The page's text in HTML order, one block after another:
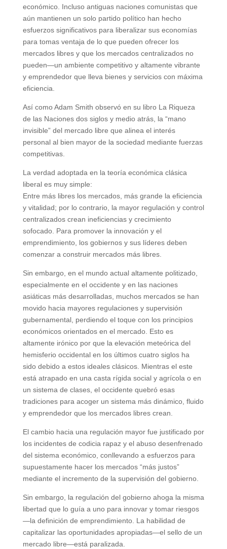
económico. Incluso antiguas naciones comunistas que
aún mantienen un solo partido político han hecho
esfuerzos significativos para liberalizar sus economías
para tomas ventaja de lo que pueden ofrecer los
mercados libres y que los mercados centralizados no
pueden—un ambiente competitivo y altamente vibrante
y emprendedor que lleva bienes y servicios con máxima
eficiencia.
Así como Adam Smith observó en su libro La Riqueza
de las Naciones dos siglos y medio atrás, la “mano
invisible” del mercado libre que alinea el interés
personal al bien mayor de la sociedad mediante fuerzas
competitivas.
La verdad adoptada en la teoría económica clásica
liberal es muy simple:
Entre más libres los mercados, más grande la eficiencia
y vitalidad; por lo contrario, la mayor regulación y control
centralizados crean ineficiencias y crecimiento
sofocado. Para promover la innovación y el
emprendimiento, los gobiernos y sus líderes deben
comenzar a construir mercados más libres.
Sin embargo, en el mundo actual altamente politizado,
especialmente en el occidente y en las naciones
asiáticas más desarrolladas, muchos mercados se han
movido hacia mayores regulaciones y supervisión
gubernamental, perdiendo el toque con los principios
económicos orientados en el mercado. Esto es
altamente irónico por que la elevación meteórica del
hemisferio occidental en los últimos cuatro siglos ha
sido debido a estos ideales clásicos. Mientras el este
está atrapado en una casta rígida social y agrícola o en
un sistema de clases, el occidente quebró esas
tradiciones para acoger un sistema más dinámico, fluido
y emprendedor que los mercados libres crean.
El cambio hacia una regulación mayor fue justificado por
los incidentes de codicia rapaz y el abuso desenfrenado
del sistema económico, conllevando a esfuerzos para
supuestamente hacer los mercados “más justos”
mediante el incremento de la supervisión del gobierno.
Sin embargo, la regulación del gobierno ahoga la misma
libertad que lo guía a uno para innovar y tomar riesgos
—la definición de emprendimiento. La habilidad de
capitalizar las oportunidades apropiadas—el sello de un
mercado libre—está paralizada.